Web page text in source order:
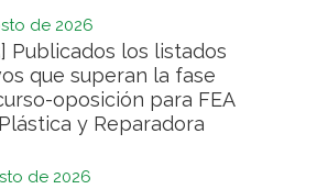
de 2026
Publicados los listados
que superan la fase
oposición para FEA
y Reparadora
de 2026